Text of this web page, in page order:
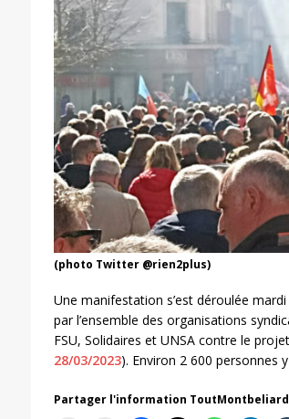
(photo Twitter @rien2plus)
Une manifestation s’est déroulée
par l’ensemble des organisations
FSU, Solidaires et UNSA contre le
28/03/2023). Environ 2 600 personnes
Partager l'information